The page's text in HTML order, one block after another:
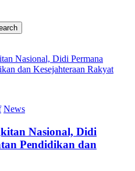
Nasional, Didi Permana
dan Kesejahteraan Rakyat
News
Nasional, Didi
Pendidikan dan